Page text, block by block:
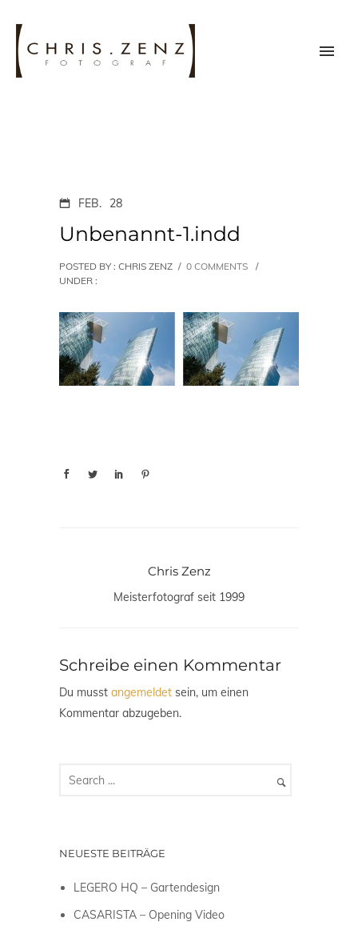
FEB. 28
Unbenannt-1.indd
POSTED BY : CHRIS ZENZ / 0 COMMENTS
/
UNDER :
Chris Zenz
Meisterfotograf seit 1999
Schreibe einen Kommentar
Du musst angemeldet sein, um einen
Kommentar abzugeben.
NEUESTE BEITRÄGE
LEGERO HQ – Gartendesign
CASARISTA – Opening Video